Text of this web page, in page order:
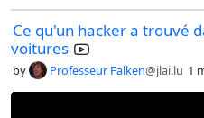
Ce qu'un hacker a trouvé
voitures
by Professeur Falken@jlai.lu 1